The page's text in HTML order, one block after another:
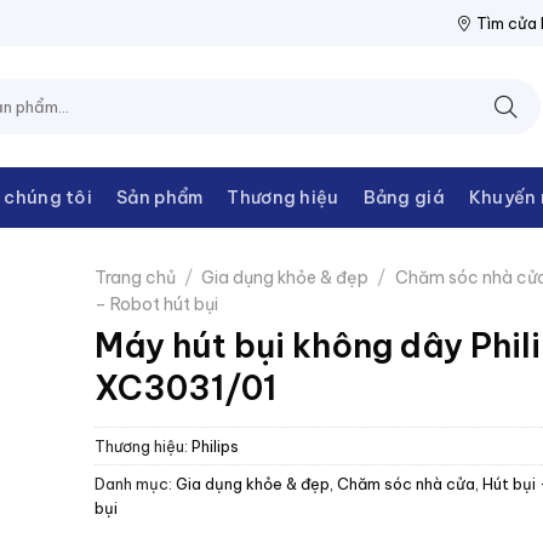
CHÂU NPP THIẾT BỊ
Tìm cửa
chúng tôi Sản phẩm Thương hiệu Bảng giá Khuyến
Trang chủ / Gia dụng khỏe & đẹp / Chăm sóc nhà
– Robot hút bụi
Máy hút bụi không dây
XC3031/01
Thương hiệu: Philips
Danh mục: Gia dụng khỏe & đẹp Chăm sóc nhà cửa Hút bụi
bụi